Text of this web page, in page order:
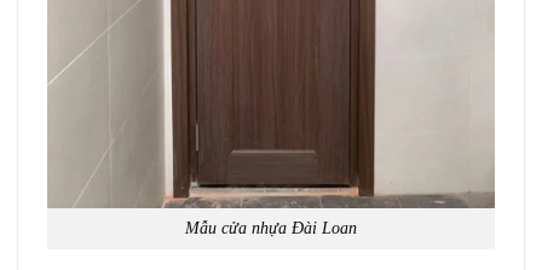
Mẫu cửa nhựa Đài Loan